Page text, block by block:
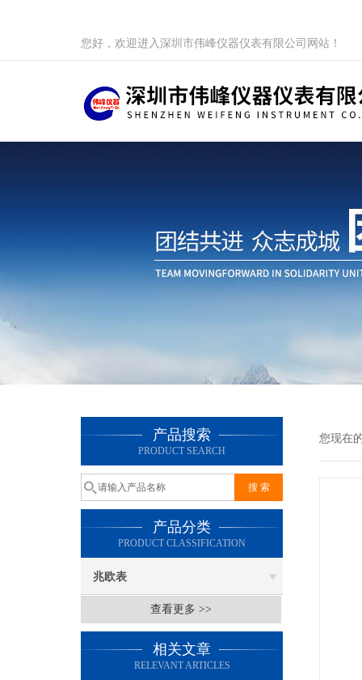
您好，欢迎进入深圳市伟峰仪器仪表有限公司网站！
产品搜索
PRODUCT SEARCH
产品分类
PRODUCT CLASSIFICATION
兆欧表
查看更多 >>
相关文章
RELEVANT ARTICLES
您现在